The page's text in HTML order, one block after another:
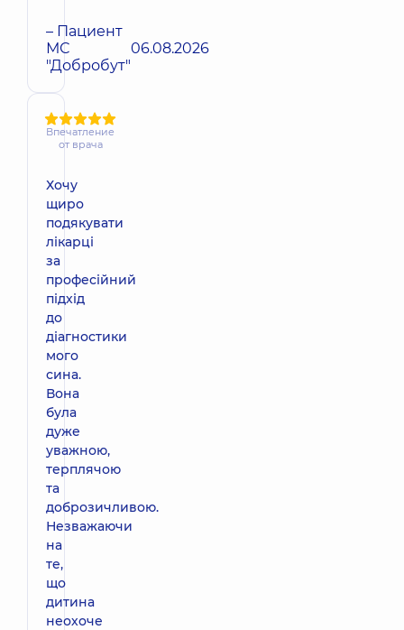
– Пациент
МС
"Добробут"
06.08.2026
Впечатление
от врача
Хочу
щиро
подякувати
лікарці
за
професійний
підхід
до
діагностики
мого
сина.
Вона
була
дуже
уважною,
терплячою
та
доброзичливою.
Незважаючи
на
те,
що
дитина
неохоче